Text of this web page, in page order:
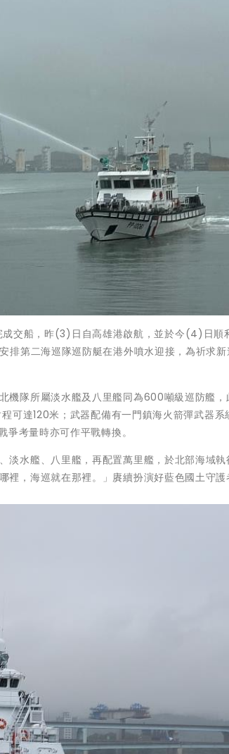
成交船，昨(3)日自高雄港啟航，並於今(4)日順
第二海巡隊巡防艇在港外噴水迎接，為祈求新
機隊所屬淡水艦及八里艦同為600噸級巡防艦，
可達120米；武器配備有一門鎮海火箭彈武器系
考量時亦可作平戰轉換。
淡水艦、八里艦，再配置萬里艦，於北部海域執
裡，海巡就在那裡。」賡續扮演好藍色國土守護